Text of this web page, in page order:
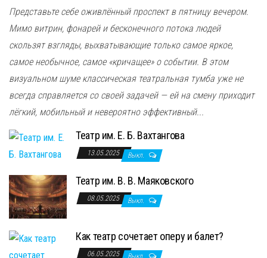
Представьте себе оживлённый проспект в пятницу вечером.
Мимо витрин, фонарей и бесконечного потока людей
скользят взгляды, выхватывающие только самое яркое,
самое необычное, самое «кричащее» о событии. В этом
визуальном шуме классическая театральная тумба уже не
всегда справляется со своей задачей — ей на смену приходит
лёгкий, мобильный и невероятно эффективный...
Театр им. Е. Б. Вахтангова
13.05.2025 Выкл.
Театр им. В. В. Маяковского
08.05.2025 Выкл.
Как театр сочетает оперу и балет?
06.05.2025 Выкл.